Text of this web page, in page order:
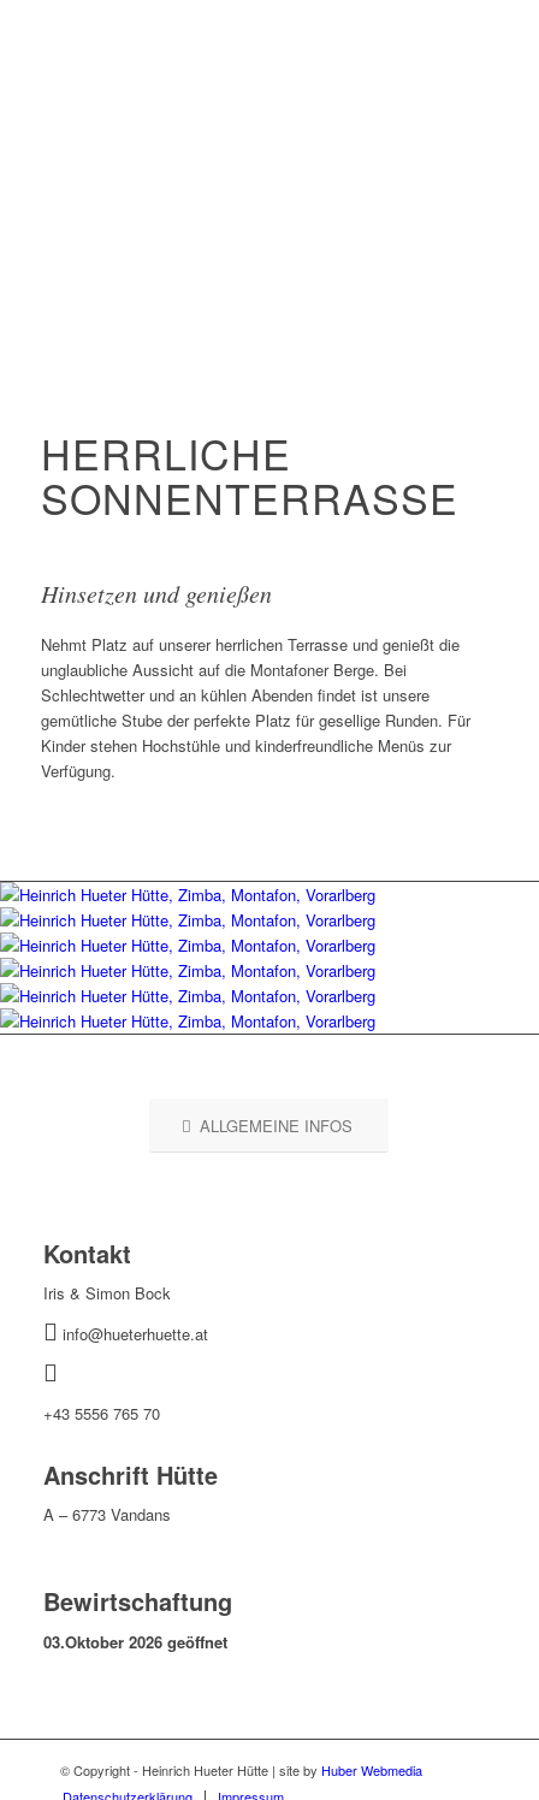
HERRLICHE
SONNEN­TERRASSE
Hinsetzen und genießen
Nehmt Platz auf unserer herrlichen Terrasse und genießt die
unglaubliche Aussicht auf die Montafoner Berge. Bei
Schlechtwetter und an kühlen Abenden findet ist unsere
gemütliche Stube der perfekte Platz für gesellige Runden. Für
Kinder stehen Hochstühle und kinderfreundliche Menüs zur
Verfügung.
ALLGEMEINE INFOS
Kontakt
Iris & Simon Bock
info@hueterhuette.at
+43 5556 765 70
Anschrift Hütte
A – 6773 Vandans
Bewirtschaftung
03.Oktober 2026 geöffnet
© Copyright - Heinrich Hueter Hütte | site by Huber Webmedia
Datenschutzerklärung
Impressum